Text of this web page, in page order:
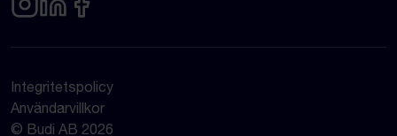
Integritetspolicy
Användarvillkor
© Budi AB 2026